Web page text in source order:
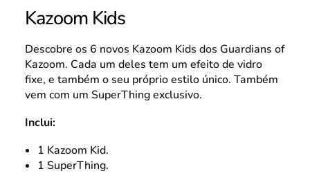
Kazoom Kids
Descobre os 6 novos Kazoom Kids dos Guardians of
Kazoom. Cada um deles tem um efeito de vidro
fixe, e também o seu próprio estilo único. Também
vem com um SuperThing exclusivo.
Inclui:
1 Kazoom Kid.
1 SuperThing.